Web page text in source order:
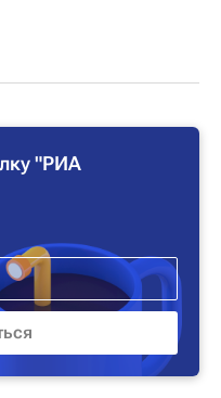
"РИА